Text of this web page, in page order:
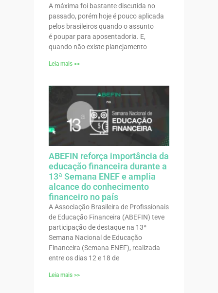
A máxima foi bastante discutida no
passado, porém hoje é pouco aplicada
pelos brasileiros quando o assunto
é poupar para aposentadoria. E,
quando não existe planejamento
Leia mais >>
ABEFIN reforça importância da
educação financeira durante a
13ª Semana ENEF e amplia
alcance do conhecimento
financeiro no país
A Associação Brasileira de Profissionais
de Educação Financeira (ABEFIN) teve
participação de destaque na 13ª
Semana Nacional de Educação
Financeira (Semana ENEF), realizada
entre os dias 12 e 18 de
Leia mais >>